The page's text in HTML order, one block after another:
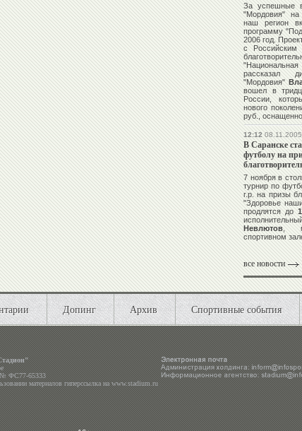
За успешные
"Мордовия" на
наш регион
программу
2006 год.
с
рассказал
"Мордовия"
вошел в
России,
нового
руб.,
12:1208.11.2005
В Саранске
футболу на
7 ноября в
турнир по
г.р. на призы
"Здоровье
продлятся до
Невлютов,
спортивном
все новости
Допинг Архив Спортивные события
№ ФС77-65333
материалов гиперссылка наwww.stadium.ru